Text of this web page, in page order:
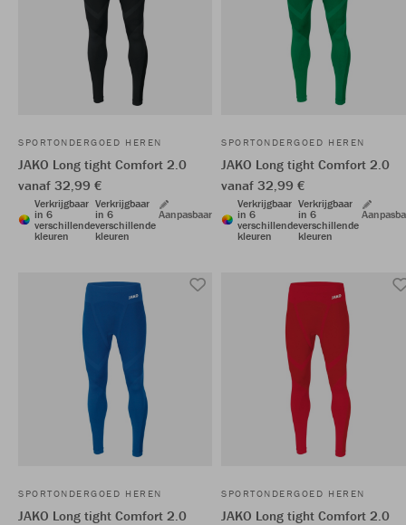
SPORTONDERGOED HEREN
JAKO Long tight Comfort 2.0
vanaf 32,99 €
Verkrijgbaar
in 6
verschillende
kleuren
Verkrijgbaar
in 6
verschillende
kleuren
Aanpasbaar
SPORTONDERGOED HEREN
JAKO Long tight Comfort 2.0
vanaf 32,99 €
Verkrijgbaar
in 6
verschillende
kleuren
Verkrijgbaar
in 6
verschillende
kleuren
SPORTONDERGOED HEREN
JAKO Long tight Comfort 2.0
SPORTONDERGOED HEREN
JAKO Long tight Comfort 2.0